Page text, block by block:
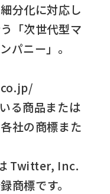
分化に対応し
「次世代型マ
パニー」。
る商品または
社の商標また
Twitter, Inc.
商標です。